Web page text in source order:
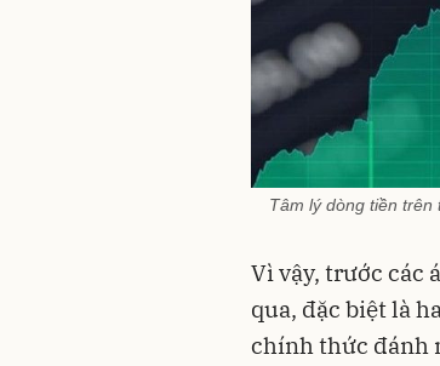
Tâm lý dòng tiền
Vì vậy, trước các
qua, đặc biệt là
chính thức đánh